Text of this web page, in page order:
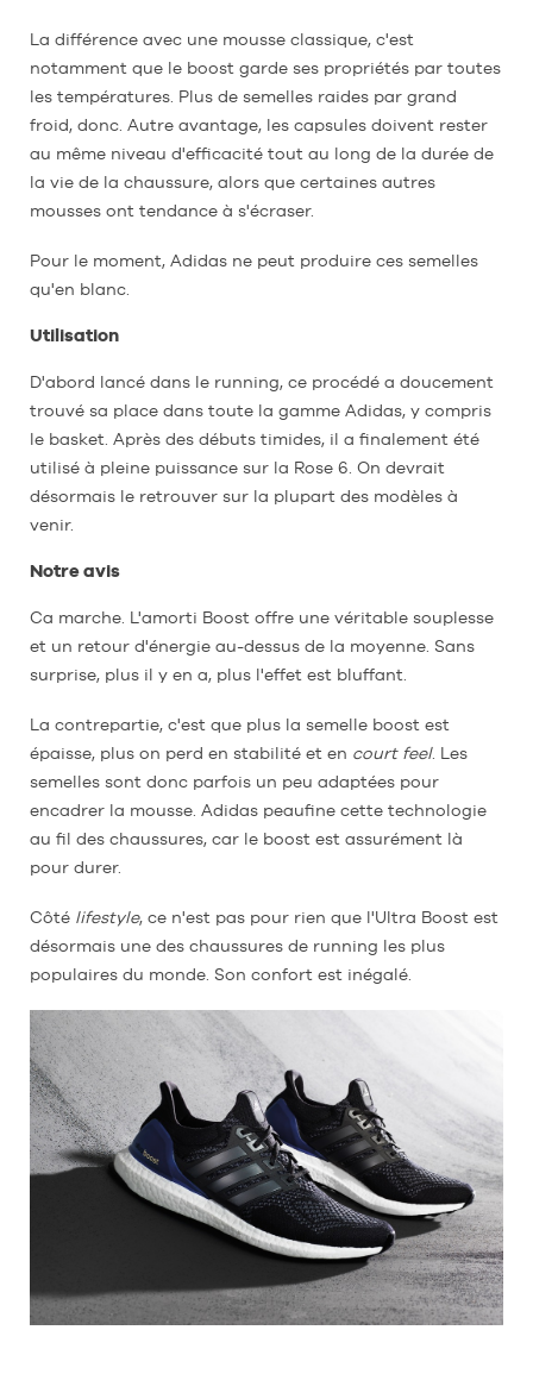
La différence avec une mousse classique, c'est
notamment que le boost garde ses propriétés par toutes
les températures. Plus de semelles raides par grand
froid, donc. Autre avantage, les capsules doivent rester
au même niveau d'efficacité tout au long de la durée de
la vie de la chaussure, alors que certaines autres
mousses ont tendance à s'écraser.
Pour le moment, Adidas ne peut produire ces semelles
qu'en blanc.
Utilisation
D'abord lancé dans le running, ce procédé a doucement
trouvé sa place dans toute la gamme Adidas, y compris
le basket. Après des débuts timides, il a finalement été
utilisé à pleine puissance sur la Rose 6. On devrait
désormais le retrouver sur la plupart des modèles à
venir.
Notre avis
Ca marche. L'amorti Boost offre une véritable souplesse
et un retour d'énergie au-dessus de la moyenne. Sans
surprise, plus il y en a, plus l'effet est bluffant.
La contrepartie, c'est que plus la semelle boost est
épaisse, plus on perd en stabilité et en court feel. Les
semelles sont donc parfois un peu adaptées pour
encadrer la mousse. Adidas peaufine cette technologie
au fil des chaussures, car le boost est assurément là
pour durer.
Côté lifestyle, ce n'est pas pour rien que l'Ultra Boost est
désormais une des chaussures de running les plus
populaires du monde. Son confort est inégalé.